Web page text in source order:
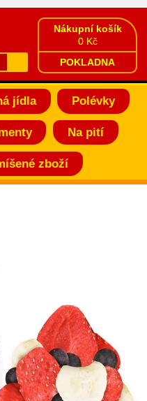
Nákupní košík
0 Kč
POKLADNA
jídla Polévky
Na pití
zboží